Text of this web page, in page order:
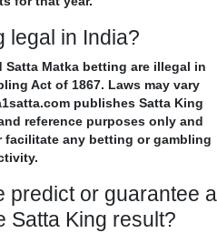
legal in India?
Matka betting are illegal in
Act of 1867. Laws may vary
publishes Satta King
reference purposes only and
facilitate any betting or gambling
predict or guarantee a
Satta King result?